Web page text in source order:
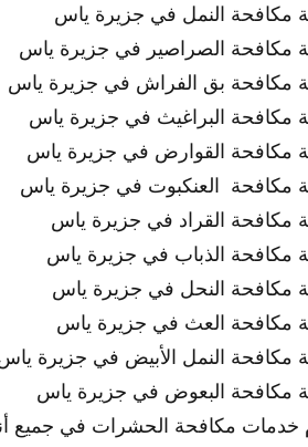
مكافحة النمل في جزيرة ياس
مكافحة الصراصير في جزيرة ياس
مكافحة بق الفراش في جزيرة ياس
مكافحة البراغيث في جزيرة ياس
مكافحة القوارض في جزيرة ياس
مكافحة العنكبوت في جزيرة ياس
مكافحة القراد في جزيرة ياس
مكافحة الذباب في جزيرة ياس
مكافحة النحل في جزيرة ياس
مكافحة العث في جزيرة ياس
مكافحة النمل الأبيض في جزيرة
مكافحة البعوض في جزيرة ياس
خدمات مكافحة الحشرات في جميع